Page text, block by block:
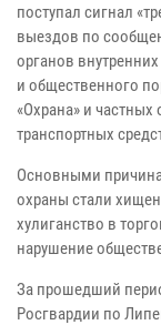
поступал сигнал
выездов по
органов
и общественного
«Охрана» и
транспортных
Основными
охраны стали
хулиганство в
нарушение
За прошедший
Росгвардии по